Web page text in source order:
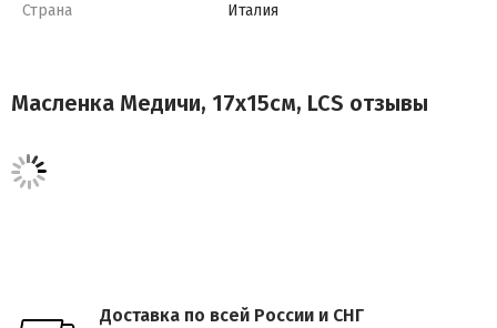
Страна Италия
Масленка Медичи, 17х15см, LCS отзывы
Доставка по всей России и СНГ